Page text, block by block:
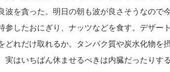
を貪った。明日の朝も波が良さそうなので
したおにぎり、ナッツなどを食す。デザー
れだけ取れるか。タンパク質や炭水化物を
はいちばん休ませるべきは内臓だったりする